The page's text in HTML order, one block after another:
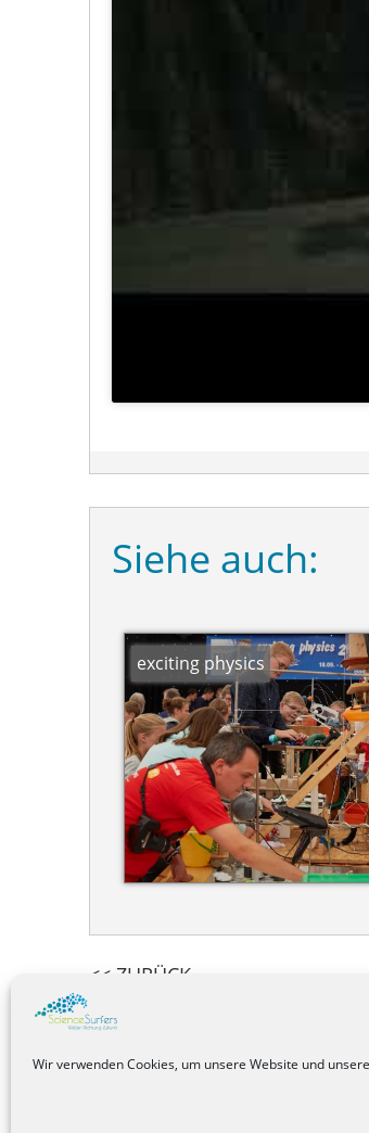
Wir verwenden Cookies, um unsere Website und
Siehe auch:
exciting physics
<< ZURÜCK